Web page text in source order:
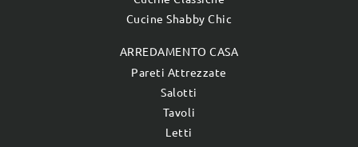
Cucine Shabby Chic
ARREDAMENTO CASA
Pareti Attrezzate
Salotti
Tavoli
Letti